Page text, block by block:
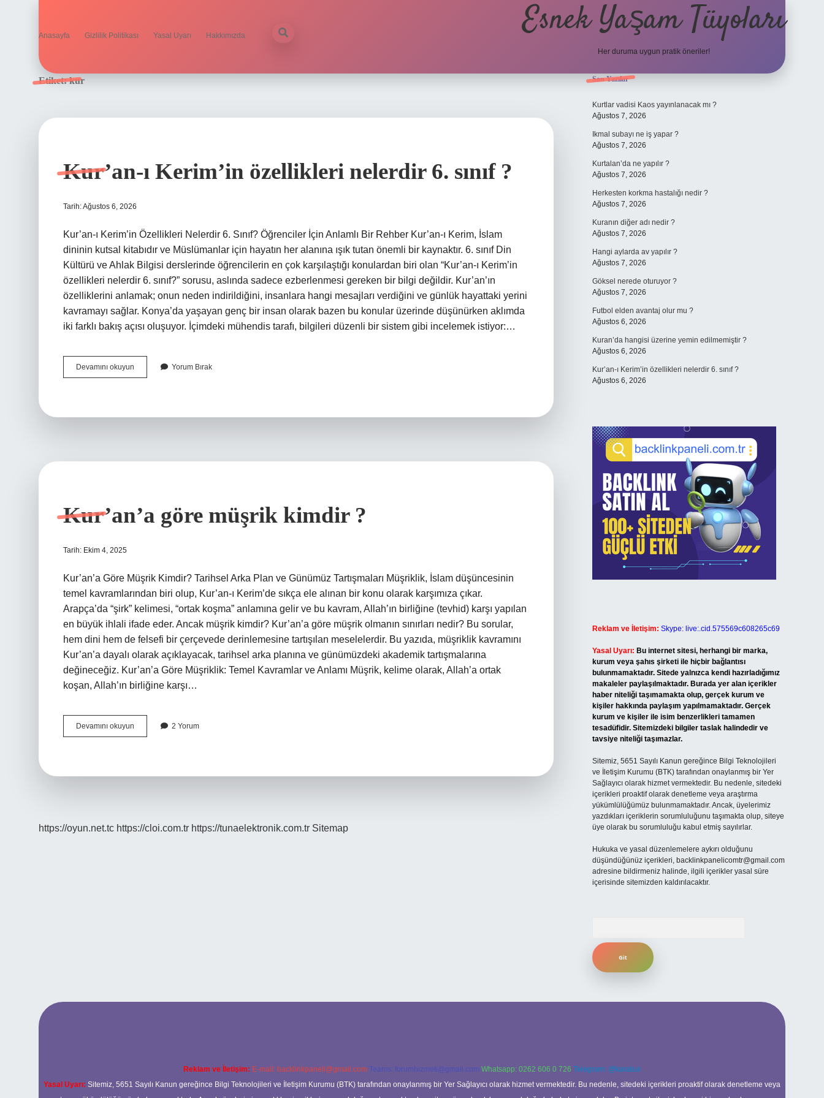
Anasayfa Gizlilik Politikası Yasal Uyarı Hakkımızda Esnek Yaşam Tüyoları
Her duruma uygun pratik öneriler!
Etiket:kur
Kur’an-ı Kerim’in özellikleri nelerdir 6. sınıf ?
Tarih: Ağustos 6, 2026
Kur’an-ı Kerim’in Özellikleri Nelerdir 6. Sınıf? Öğrenciler İçin Anlamlı Bir Rehber Kur’an-ı Kerim, İslam
dininin kutsal kitabıdır ve Müslümanlar için hayatın her alanına ışık tutan önemli bir kaynaktır. 6. sınıf Din
Kültürü ve Ahlak Bilgisi derslerinde öğrencilerin en çok karşılaştığı konulardan biri olan “Kur’an-ı Kerim’in
özellikleri nelerdir 6. sınıf?” sorusu, aslında sadece ezberlenmesi gereken bir bilgi değildir. Kur’an’ın
özelliklerini anlamak; onun neden indirildiğini, insanlara hangi mesajları verdiğini ve günlük hayattaki yerini
kavramayı sağlar. Konya’da yaşayan genç bir insan olarak bazen bu konular üzerinde düşünürken aklımda
iki farklı bakış açısı oluşuyor. İçimdeki mühendis tarafı, bilgileri düzenli bir sistem gibi incelemek istiyor:…
Devamını okuyun
ı
Yorum Bırak
Kur’an’a göre müşrik kimdir ?
Tarih: Ekim 4, 2025
Kur’an’a Göre Müşrik Kimdir? Tarihsel Arka Plan ve Günümüz Tartışmaları Müşriklik, İslam düşüncesinin
temel kavramlarından biri olup, Kur’an-ı Kerim’de sıkça ele alınan bir konu olarak karşımıza çıkar.
Arapça’da “şirk” kelimesi, “ortak koşma” anlamına gelir ve bu kavram, Allah’ın birliğine (tevhid) karşı yapılan
en büyük ihlali ifade eder. Ancak müşrik kimdir? Kur’an’a göre müşrik olmanın sınırları nedir? Bu sorular,
hem dini hem de felsefi bir çerçevede derinlemesine tartışılan meselelerdir. Bu yazıda, müşriklik kavramını
Kur’an’a dayalı olarak açıklayacak, tarihsel arka planına ve günümüzdeki akademik tartışmalarına
değineceğiz. Kur’an’a Göre Müşriklik: Temel Kavramlar ve Anlamı Müşrik, kelime olarak, Allah’a ortak
koşan, Allah’ın birliğine karşı…
Devamını okuyun Kur’an’a
göre
2 Yorum
https://oyun.net.tc https://cloi.com.tr https://tunaelektronik.com.tr Sitemap
Sidebar
Son Yazılar
Kurtlar vadisi Kaos yayınlanacak mı ?
Ağustos 7, 2026
Ikmal subayı ne iş yapar ?
Ağustos 7, 2026
Kurtalan’da ne yapılır ?
Ağustos 7, 2026
Herkesten korkma hastalığı nedir ?
Ağustos 7, 2026
Kuranın diğer adı nedir ?
Ağustos 7, 2026
Hangi aylarda av yapılır ?
Ağustos 7, 2026
Göksel nerede oturuyor ?
Ağustos 7, 2026
Futbol elden avantaj olur mu ?
Ağustos 6, 2026
Kuran’da hangisi üzerine yemin edilmemiştir ?
Ağustos 6, 2026
Kur’an-ı Kerim’in özellikleri nelerdir 6. sınıf ?
Ağustos 6, 2026
Reklam ve İletişim: Skype: live:.cid.575569c608265c69
Yasal Uyarı: Bu internet sitesi, herhangi bir marka,
kurum veya şahıs şirketi ile hiçbir bağlantısı
bulunmamaktadır. Sitede yalnızca kendi hazırladığımız
makaleler paylaşılmaktadır. Burada yer alan içerikler
haber niteliği taşımamakta olup, gerçek kurum ve
kişiler hakkında paylaşım yapılmamaktadır. Gerçek
kurum ve kişiler ile isim benzerlikleri tamamen
tesadüfidir. Sitemizdeki bilgiler taslak halindedir ve
tavsiye niteliği taşımazlar.
Sitemiz, 5651 Sayılı Kanun gereğince Bilgi Teknolojileri
ve İletişim Kurumu (BTK) tarafından onaylanmış bir Yer
Sağlayıcı olarak hizmet vermektedir. Bu nedenle, sitedeki
içerikleri proaktif olarak denetleme veya araştırma
yükümlülüğümüz bulunmamaktadır. Ancak, üyelerimiz
yazdıkları içeriklerin sorumluluğunu taşımakta olup, siteye
üye olarak bu sorumluluğu kabul etmiş sayılırlar.
Hukuka ve yasal düzenlemelere aykırı olduğunu
düşündüğünüz içerikleri, backlinkpanelicomtr@gmail.com
adresine bildirmeniz halinde, ilgili içerikler yasal süre
içerisinde sitemizden kaldırılacaktır.
Reklam ve İletişim: E-mail: backlinkpaneli@gmail.com Teams: forumhizmeti@gmail.com Whatsapp: 0262 606 0 726 Telegram: @karabul
Yasal Uyarı: Sitemiz, 5651 Sayılı Kanun gereğince Bilgi Teknolojileri ve İletişim Kurumu (BTK) tarafından onaylanmış bir Yer Sağlayıcı olarak hizmet vermektedir. Bu nedenle, sitedeki içerikleri proaktif olarak denetleme veya